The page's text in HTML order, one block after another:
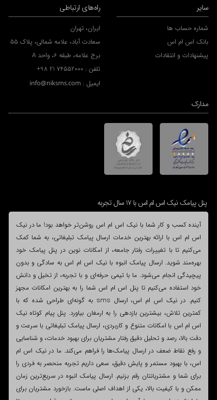
سایر
شماره حساب ها
بانک اس ام اس
پیشنهادات و انتقادات
راه‌های ارتباطی
ایران، تهران
سعادت آباد، علامه شمالی، پلاک 55
برج علامه، طبقه 6، واحد A
تلفن : +98 21 74552000
ایمیل : info@niksms.com
مدارک
پنل پیامک نیک اس ام اس با 17 سال تجربه
آینده کسب و کار شما با نیک اس ام اس روشن‌تر خواهد بود! ما در نیک
اس ام اس با ارائه بهترین خدمات ارسال پیامک تبلیغاتی، به شما کمک
می‌کنیم تا با تغییرات رفتار جامعه، از امکانات نوین در پنل پیامک خود
بهره‌مند شوید. ارسال پیامک انبوه با نیک اس ام اس به سادگی و بدون
پیچیدگی انجام می‌شود. ما با تیمی حرفه‌ای و با تجربه، از تخیل و دانش
خود استفاده می‌کنیم تا پنل اس ام اس شما را به بهترین امکانات مجهز
کنیم. در نیک اس ام اس، ارسال sms به گونه‌ای طراحی شده که با
کمترین تلاش، بیشترین بازدهی را به ارمغان بیاورد. پنل پیام کوتاه نیک
اس ام اس با امکانات متنوع و کاربردی، ارسال پیامک تبلیغاتی با سرعت و
دقت بالا، رصد و تحلیل دقیق رفتار مشتریان برای بهبود خدمات، و شناسایی
و رفع نقاط ضعف در ارسال پیامک‌ها را فراهم می‌کند. ما در نیک اس ام
اس، با بهبود مستمر و پایش دقیق، سعی داریم تجربه منحصر به فردی را
برای شما و مشتریانتان رقم بزنیم. ارسال پیامک انبوه در سریع‌ترین زمان
ممکن و با کیفیت بالا، یکی از اهداف اصلی ماست. بازخورد مشتریان برای